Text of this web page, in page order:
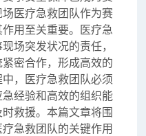
医疗急救团队作为赛
用至关重要。医疗急
场突发状况的责任，
密合作，形成高效的
，医疗急救团队必须
经验和高效的组织能
救援。本篇文章将围
急救团队的关键作用